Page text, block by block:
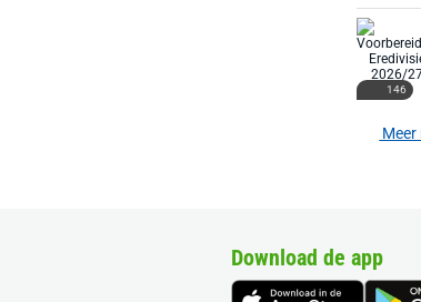
146
Meer
Download de app